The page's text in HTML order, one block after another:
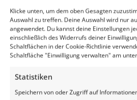
Klicke unten, um dem oben Gesagten
Auswahl zu treffen. Deine Auswahl wird nur
angewendet. Du kannst deine Einstellungen
einschließlich des Widerrufs deiner
Schaltflächen in der Cookie-Richtlinie
Schaltfläche "Einwilligung verwalten" am
Statistiken
Speichern von oder Zugriff auf